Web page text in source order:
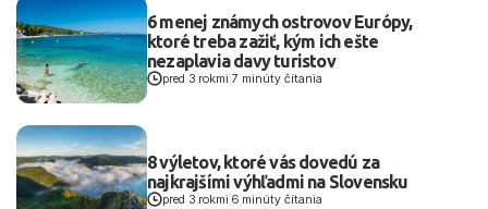
6 menej známych ostrovov Európy,
ktoré treba zažiť, kým ich ešte
nezaplavia davy turistov
pred 3 rokmi |7 minúty čítania
8 výletov, ktoré vás dovedú za
najkrajšími výhľadmi na Slovensku
pred 3 rokmi 6 minúty čítania